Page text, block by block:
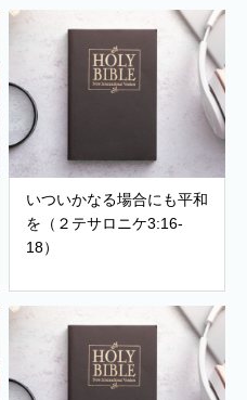
いついかなる場合にも平和
を（２テサロニケ3:16-
18）